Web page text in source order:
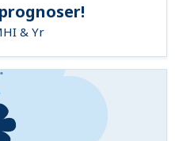
& Yr